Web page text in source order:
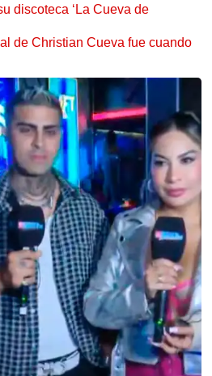
discoteca ‘La Cueva de
de Christian Cueva fue cuando